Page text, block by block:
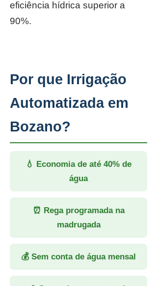
eficiência hídrica superior a
90%.
Por que Irrigação
Automatizada em
Bozano?
💧 Economia de até 40% de
água
⏰ Rega programada na
madrugada
💰 Sem conta de água mensal